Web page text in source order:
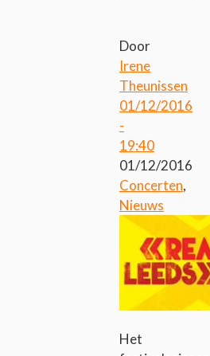
Door
Irene
Theunissen
01/12/2016
-
19:40
01/12/2016
Concerten,
Nieuws
Het